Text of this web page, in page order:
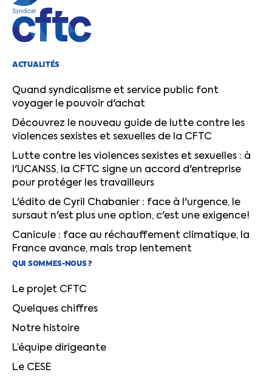
ACTUALITÉS
Quand syndicalisme et service public font
voyager le pouvoir d'achat
Découvrez le nouveau guide de lutte contre les
violences sexistes et sexuelles de la CFTC
Lutte contre les violences sexistes et sexuelles : à
l'UCANSS, la CFTC signe un accord d'entreprise
pour protéger les travailleurs
L'édito de Cyril Chabanier : face à l'urgence, le
sursaut n'est plus une option, c'est une exigence!
Canicule : face au réchauffement climatique, la
France avance, mais trop lentement
QUI SOMMES-NOUS ?
Le projet CFTC
Quelques chiffres
Notre histoire
L’équipe dirigeante
Le CESE